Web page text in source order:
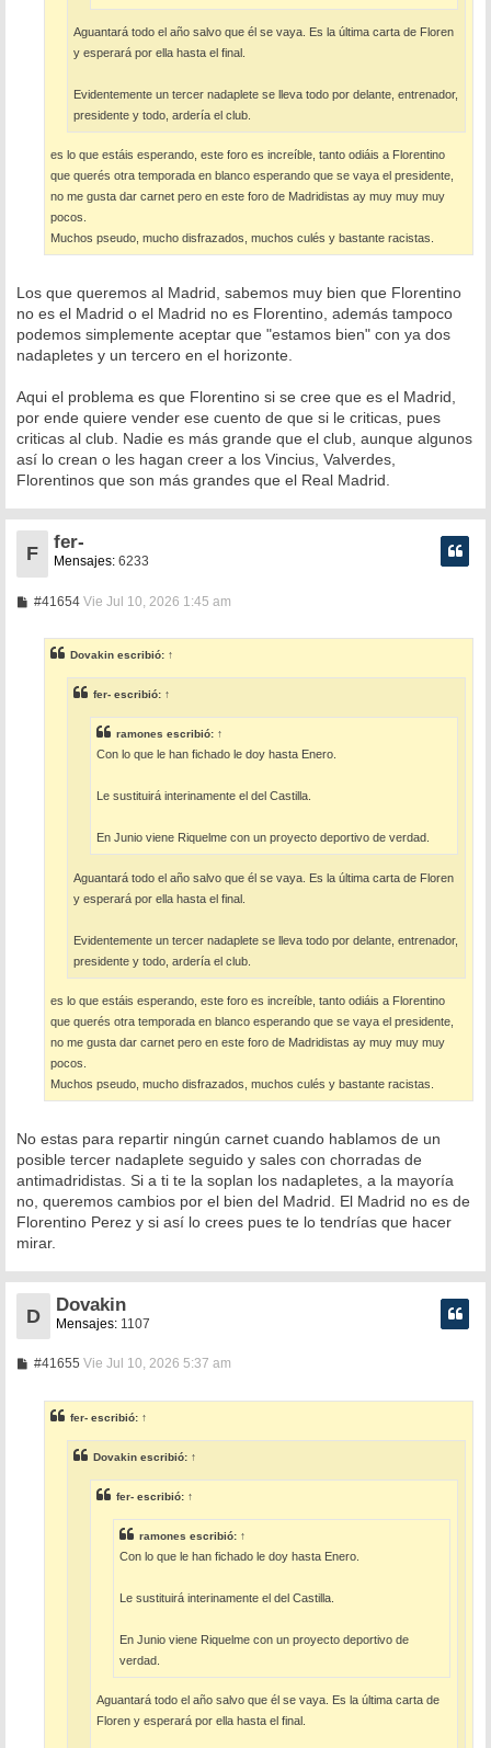
Aguantará todo el año salvo que él se vaya. Es la última carta de Floren
y esperará por ella hasta el final.
Evidentemente un tercer nadaplete se lleva todo por delante, entrenador,
presidente y todo, ardería el club.
es lo que estáis esperando, este foro es increíble, tanto odiáis a Florentino
que querés otra temporada en blanco esperando que se vaya el presidente,
no me gusta dar carnet pero en este foro de Madridistas ay muy muy muy
pocos.
Muchos pseudo, mucho disfrazados, muchos culés y bastante racistas.
Los que queremos al Madrid, sabemos muy bien que Florentino
no es el Madrid o el Madrid no es Florentino, además tampoco
podemos simplemente aceptar que "estamos bien" con ya dos
nadapletes y un tercero en el horizonte.
Aqui el problema es que Florentino si se cree que es el Madrid,
por ende quiere vender ese cuento de que si le criticas, pues
criticas al club. Nadie es más grande que el club, aunque algunos
así lo crean o les hagan creer a los Vincius, Valverdes,
Florentinos que son más grandes que el Real Madrid.
F
fer-
Mensajes: 6233
#41654M
a
j
e
Vie Jul 10, 2026 1:45 am
Dovakin escribió: ↑
fer- escribió: ↑
ramones escribió: ↑
Con lo que le han fichado le doy hasta Enero.
Le sustituirá interinamente el del Castilla.
En Junio viene Riquelme con un proyecto deportivo de verdad.
Aguantará todo el año salvo que él se vaya. Es la última carta de Floren
y esperará por ella hasta el final.
Evidentemente un tercer nadaplete se lleva todo por delante, entrenador,
presidente y todo, ardería el club.
es lo que estáis esperando, este foro es increíble, tanto odiáis a Florentino
que querés otra temporada en blanco esperando que se vaya el presidente,
no me gusta dar carnet pero en este foro de Madridistas ay muy muy muy
pocos.
Muchos pseudo, mucho disfrazados, muchos culés y bastante racistas.
No estas para repartir ningún carnet cuando hablamos de un
posible tercer nadaplete seguido y sales con chorradas de
antimadridistas. Si a ti te la soplan los nadapletes, a la mayoría
no, queremos cambios por el bien del Madrid. El Madrid no es de
Florentino Perez y si así lo crees pues te lo tendrías que hacer
mirar.
D
Dovakin
Mensajes: 1107
#41655M
a
j
e
Vie Jul 10, 2026 5:37 am
fer- escribió: ↑
Dovakin escribió: ↑
fer- escribió: ↑
ramones escribió: ↑
Con lo que le han fichado le doy hasta Enero.
Le sustituirá interinamente el del Castilla.
En Junio viene Riquelme con un proyecto deportivo de
verdad.
Aguantará todo el año salvo que él se vaya. Es la última carta de
Floren y esperará por ella hasta el final.